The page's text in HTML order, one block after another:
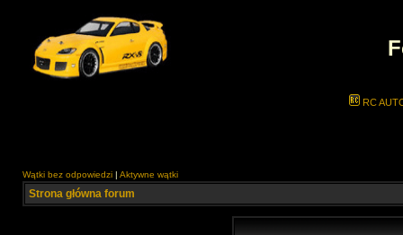
RC
Wątki bez odpowiedzi | Aktywne wątki
Strona główna forum